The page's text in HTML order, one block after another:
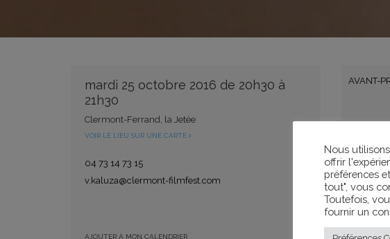
mardi 25 octobre 2016 de 20h30 à
21h30
Clermont-Ferrand, la Jetée
VOIR LE LIEU SUR UNE CARTE
04 73 14 73 15
v.kaluza@clermont-filmfest.com
AJOUTER À MON CALENDRIER
AVANT-
Produit
Issei est
Nous
offrir
préférences
tout", vous
Toutefois,
fournir un